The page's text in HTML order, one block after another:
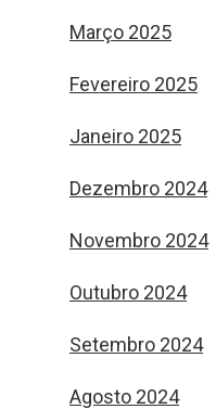
Março 2025
Fevereiro 2025
Janeiro 2025
Dezembro 2024
Novembro 2024
Outubro 2024
Setembro 2024
Agosto 2024